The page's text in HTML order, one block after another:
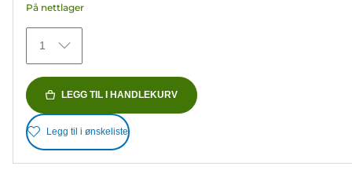
På nettlager
1
LEGG TIL I HANDLEKURV
Legg til i ønskeliste